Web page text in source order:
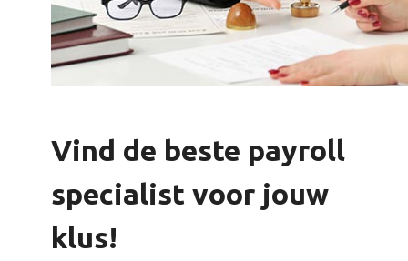
Vind de beste payroll
specialist voor jouw
klus!